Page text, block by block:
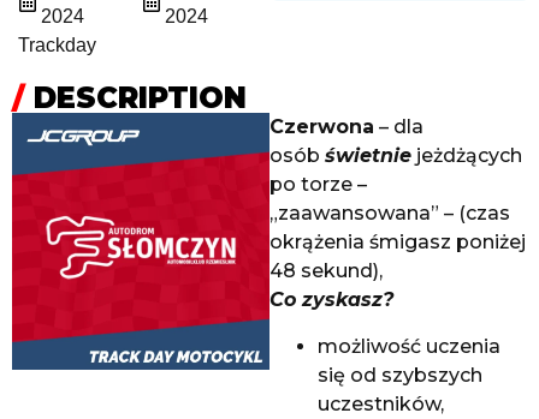
2024
2024
Trackday
/DESCRIPTION
Czerwona – dla
osób świetnie jeżdżących
po torze –
„zaawansowana” – (czas
okrążenia śmigasz poniżej
48 sekund),
Co zyskasz?
możliwość uczenia
się od szybszych
uczestników,